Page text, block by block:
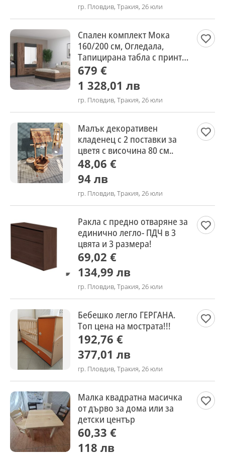
гр. Пловдив, Тракия, 26 юли
Спален комплект Мока
160/200 см, Огледала,
Тапицирана табла с принт,
Плавно затваряне на врати
679 €
1 328,01 лв
гр. Пловдив, Тракия, 26 юли
Малък декоративен
кладенец с 2 поставки за
цветя с височина 80 см..
48,06 €
94 лв
гр. Пловдив, Тракия, 26 юли
Ракла с предно отваряне за
единично легло- ПДЧ в 3
цвята и 3 размера!
69,02 €
134,99 лв
гр. Пловдив, Тракия, 26 юли
Бебешко легло ГЕРГАНА.
Топ цена на мострата!!!
192,76 €
377,01 лв
гр. Пловдив, Тракия, 26 юли
Малка квадратна масичка
от дърво за дома или за
детски център
60,33 €
118 лв